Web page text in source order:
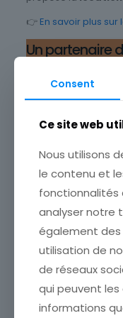
👉 En savoir plus sur
Un partenaire
Depuis sa création,
offrir bien plus que
proximité, une
accompagnement
Usine au Portugal
Dépôts français
Pour vos
EF-FACTORY
✅ Une gamme
✅ Des services sur-
✅ Une expertise
✅ Des solutions
Consent
Ce site web
Nous utilisons
le contenu et
fonctionnalités
analyser notre
également
utilisation de
de réseaux
qui peuvent
informations